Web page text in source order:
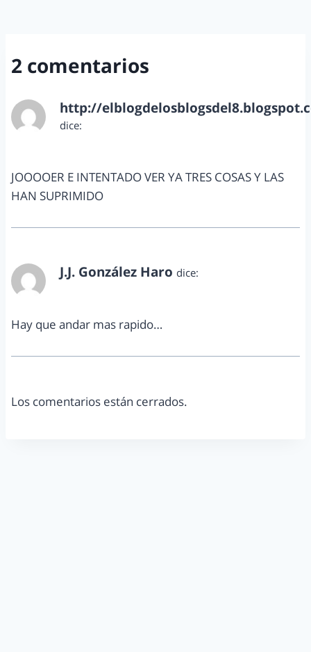
2 comentarios
http://
dice:
JOOOOER E INTENTADO VER YA TRES COSAS Y LAS
HAN SUPRIMIDO
J.J. González Haro dice:
Hay que andar mas rapido…
Los comentarios están cerrados.